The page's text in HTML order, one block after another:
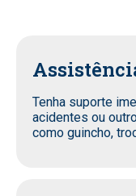
Tenha suporte
acidentes ou
como guincho,